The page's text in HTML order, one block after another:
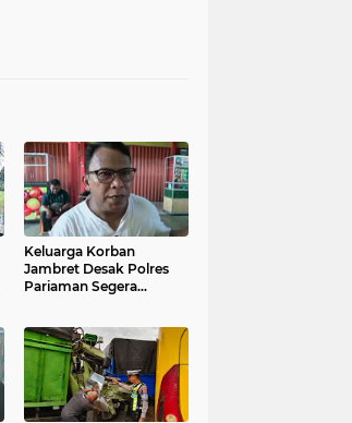
Keluarga Korban
Jambret Desak Polres
Pariaman Segera